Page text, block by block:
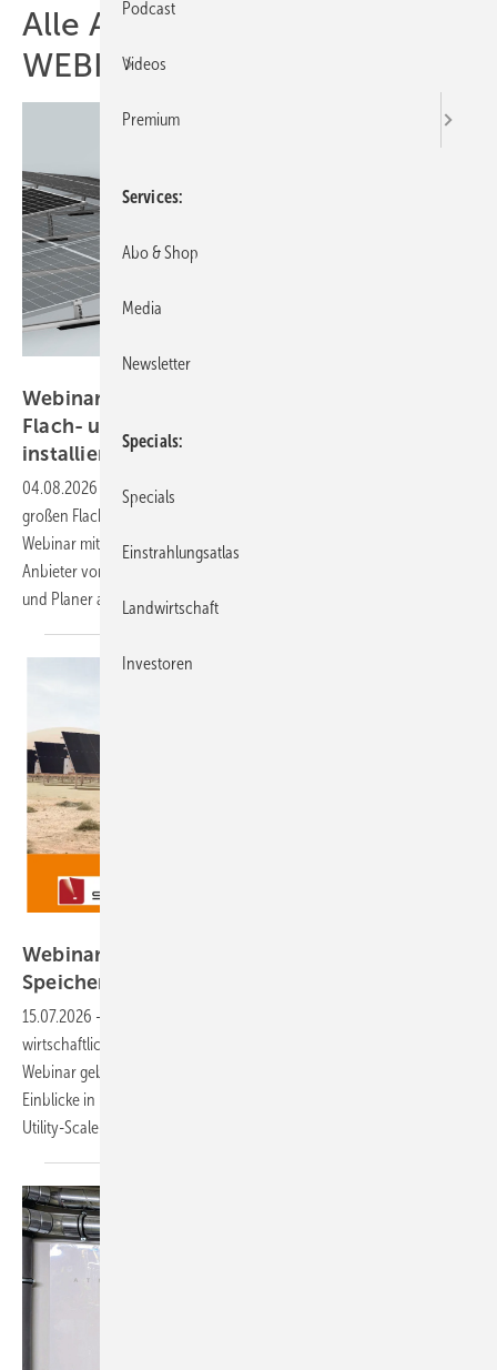
Alle Artikel zum Thema
WEBINAR
Webinar am 23.9.26: Megawatt-Anlagen auf
Flach- und Gründächern einfach und effizient
installieren
04.08.2026
Die Anforderungen an den Bau von Solaranlagen auf
großen Flachdächern und Gründächern steigen. Im kostenlosen
Webinar mit K2 Systems erfahren Sie, welche Möglichkeiten die
Anbieter von Unterkonstruktionen bieten und worauf Handwerker
und Planer achten
müssen.
Webinar-Aufzeichnung: Innovative Solar- und
Speicherlösungen für Gewerbe und
15.07.2026 -
wirtschaftlicher, effizienter und zukunftssicher realisieren? In diesem
Webinar geben Sigenergy, Utility Partners und Connectika praxisnahe
Einblicke in moderne Solar-plus-Speicherlösungen für Gewerbe- und
Utility-Scale-Anwendungen.
Podcast
Videos
Premium
Services
Abo & Shop
Media
Newsletter
Specials
Specials
Einstrahlungsatlas
Landwirtschaft
Investoren